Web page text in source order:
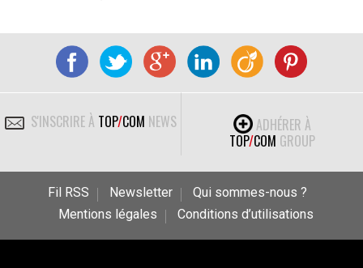
S'INSCRIRE À TOP/COM NEWS
ADHÉRER À
TOP/COM GROUP
Fil RSS Newsletter
Qui sommes-nous ?
Mentions légales
Conditions d’utilisations